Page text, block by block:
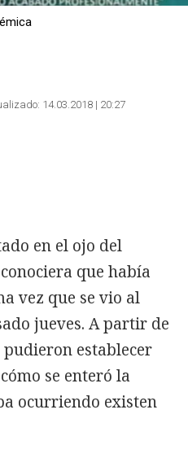
14.03.2018 | 20:27
en el ojo del
que había
vez que se vio al
jueves. A partir de
pudieron establecer
se enteró la
ocurriendo existen